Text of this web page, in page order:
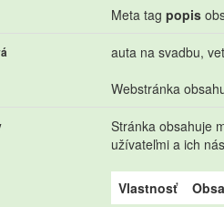
Meta tag popis
auta na svadbu,
Webstránka
Stránka obsahuje
užívateľmi a ich
Vlastnosť